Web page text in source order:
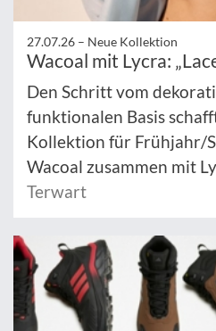
27.07.26 – Neue Kollektion
Wacoal mit Lycra:
Den Schritt vom
funktionalen Basis
Kollektion für Frühjahr/
Wacoal zusammen mit
Terwart